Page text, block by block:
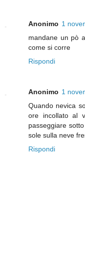
Anonimo 1
mandane un pò
come si corre
Rispondi
Anonimo 1
Quando nevica
ore incollato al
passeggiare
sole sulla neve
Rispondi